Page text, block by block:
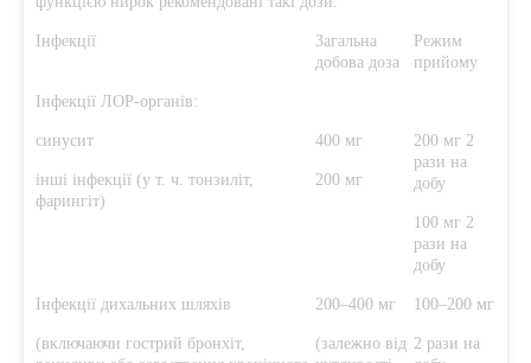
Інфекції
Загальна
добова доза
Режим
прийому
Інфекції ЛОР-органів:
синусит
інші інфекції (у т. ч. тонзиліт,
фарингіт)
400 мг
200 мг
200 мг 2
рази на
добу
100 мг 2
рази на
добу
Інфекції дихальних шляхів
(включаючи гострий бронхіт,
200–400 мг
(залежно від
100–200 мг
2 рази на